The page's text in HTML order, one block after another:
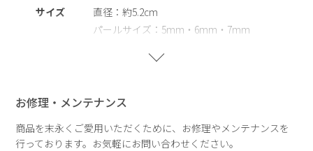
様での販売となります。
天然の殻を再利用してつくられ自然や環境にやさしく、長くご
※サージカルステンレス
医療用器具に使われている合金です。 表面が特殊な膜で覆わ
れており、皮膚や汗に触れてもイオン化して溶け出しにくい素
サイズ
直径：約5.2cm
パールサイズ：5mm・6mm・7mm
お修理・メンテナンス
商品を末永くご愛用いただくために、お修理やメンテナンスを
行っております。お気軽にお問い合わせください。